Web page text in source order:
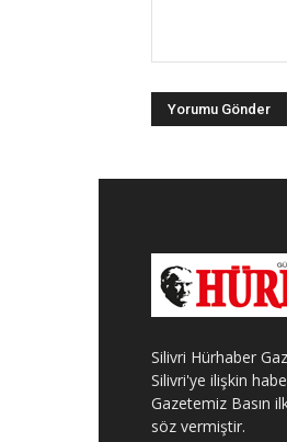
Silivri Hürhaber
Silivri'ye ilişkin
Gazetemiz Basın
söz vermiştir.